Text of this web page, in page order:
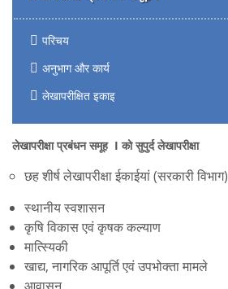
परिचय
अनुभाग और कार्य
लेखापरीक्षित इकाइ
लेखापरीक्षा प्रबंधन समूह I को सुपुर्द लेखापरीक्षा
छह शीर्ष लेखापरीक्षा ईकाईयां (सरकारी विभाग)
स्थानीय स्वशासन
कृषि विकास एवं कृषक कल्याण
मात्स्यिकी
खाद्य, नागरिक आपूर्ति एवं उपभोक्ता मामले